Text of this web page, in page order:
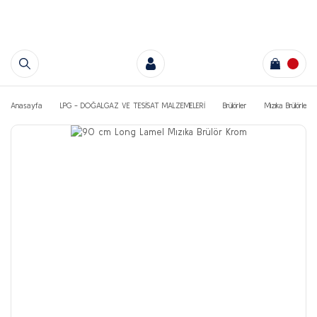
Anasayfa LPG - DOĞALGAZ VE TESİSAT MALZEMELERİ Brülörler Mızıka Brülörler